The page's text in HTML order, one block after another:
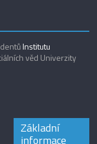
Institutu
věd Univerzity
Základní
informace